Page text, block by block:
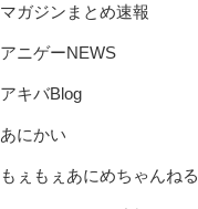
マガジンまとめ速報
アニゲーNEWS
アキバBlog
あにかい
もぇもぇあにめちゃんねる